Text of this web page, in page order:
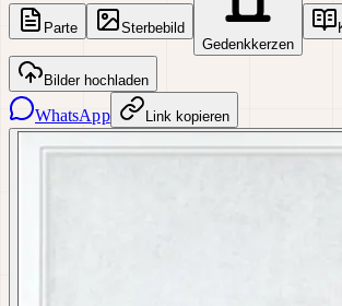
Parte
Sterbebild
Gedenkkerzen
Bilder hochladen
WhatsApp Link kopieren